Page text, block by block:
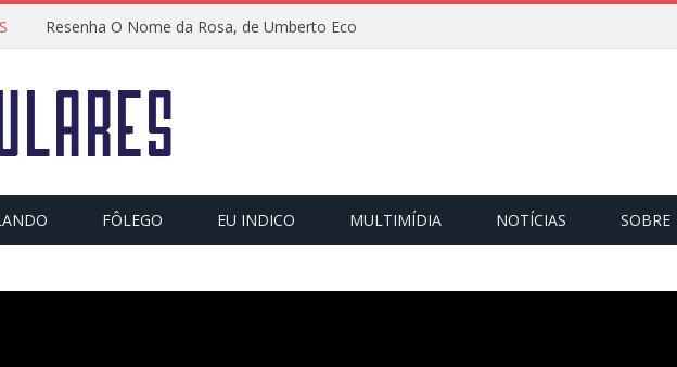
Resenha O Nome da Rosa, de Umberto Eco
FÔLEGO EU INDICO MULTIMÍDIA NOTÍCIAS SOBRE